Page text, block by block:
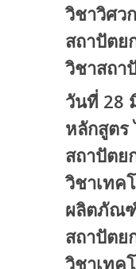
วิชาวิศว
สถาปัต
วิชาสถา
วันที่ 28
หลักสูตร
สถาปัต
วิชาเทค
ผลิตภัณ
สถาปัต
วิชาเทค